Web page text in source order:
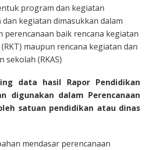
program dan kegiatan
dan kegiatan dimasukkan dalam
perencanaan baik rencana kegiatan
maupun rencana kegiatan dan
sekolah (RKAS)
data hasil Rapor Pendidikan
digunakan dalam Perencanaan
satuan pendidikan atau dinas
mendasar perencanaan